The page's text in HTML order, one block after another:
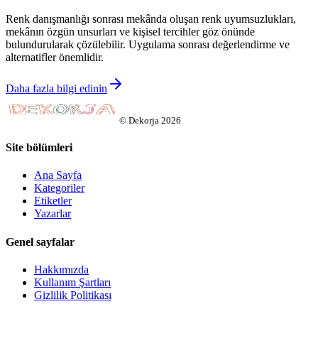
Renk danışmanlığı sonrası mekânda oluşan renk uyumsuzlukları,
mekânın özgün unsurları ve kişisel tercihler göz önünde
bulundurularak çözülebilir. Uygulama sonrası değerlendirme ve
alternatifler önemlidir.
Daha fazla bilgi edinin
© Dekorja 2026
Site bölümleri
Ana Sayfa
Kategoriler
Etiketler
Yazarlar
Genel sayfalar
Hakkımızda
Kullanım Şartları
Gizlilik Politikası